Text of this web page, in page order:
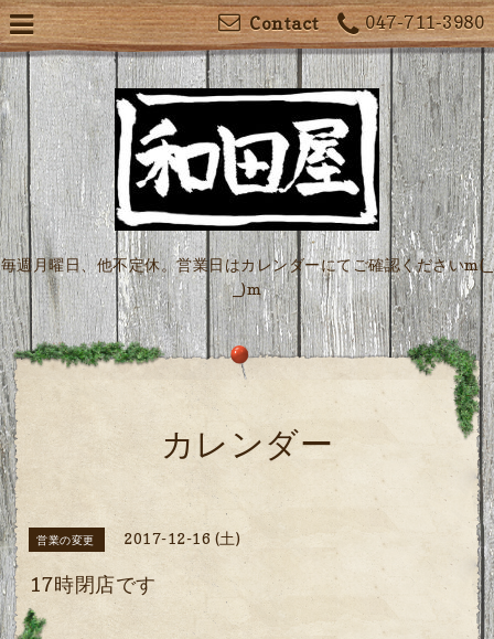
047-711-3980
Contact
毎週月曜日、他不定休。営業日はカレンダーにてご確認くださいm(_
_)m
カレンダー
営業の変更 2017-12-16 (土)
17時閉店です